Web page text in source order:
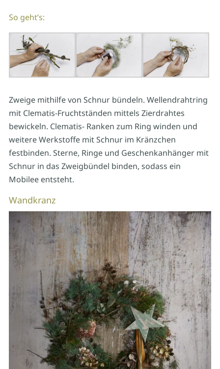
So geht’s:
Zweige mithilfe von Schnur bündeln. Wellendrahtring
mit Clematis-Fruchtständen mittels Zierdrahtes
bewickeln. Clematis- Ranken zum Ring winden und
weitere Werkstoffe mit Schnur im Kränzchen
festbinden. Sterne, Ringe und Geschenkanhänger mit
Schnur in das Zweigbündel binden, sodass ein
Mobilee entsteht.
Wandkranz